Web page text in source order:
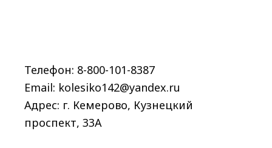
Телефон: 8-800-101-8387
Email: kolesiko142@yandex.ru
Адрес: г. Кемерово, Кузнецкий
проспект, 33A